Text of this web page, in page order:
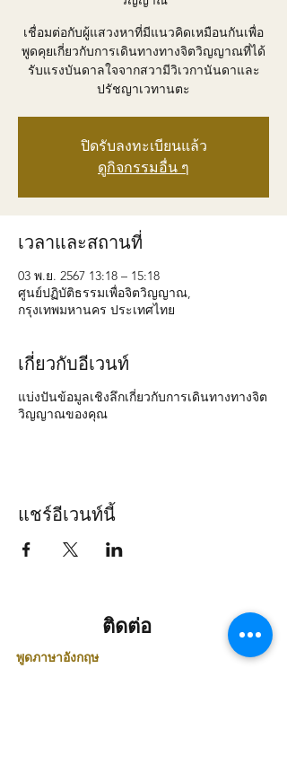
เชื่อมต่อกับผู้แสวงหาที่มีแนวคิดเหมือนกันเพื่อ
พูดคุยเกี่ยวกับการเดินทางทางจิตวิญญาณที่ได้
รับแรงบันดาลใจจากสวามีวิเวกานันดาและ
ปรัชญาเวทานตะ
ปิดรับลงทะเบียนแล้ว
ดูกิจกรรมอื่น ๆ
เวลาและสถานที่
03 พ.ย. 2567 13:18 – 15:18
ศูนย์ปฏิบัติธรรมเพื่อจิตวิญญาณ,
กรุงเทพมหานคร ประเทศไทย
เกี่ยวกับอีเวนท์
แบ่งปันข้อมูลเชิงลึกเกี่ยวกับการเดินทางทางจิต
วิญญาณของคุณ
แชร์อีเวนท์นี้
ติดต่อ
พูดภาษาอังกฤษ